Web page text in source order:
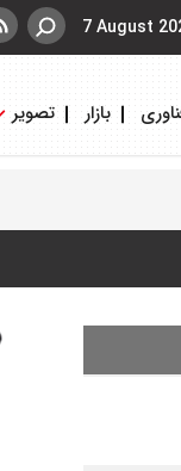
7 August
بازار تصویر